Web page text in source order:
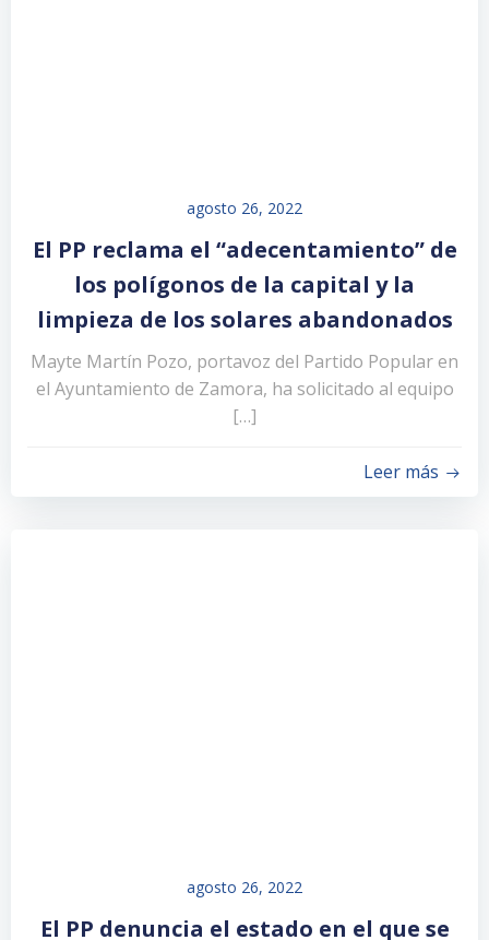
agosto 26, 2022
El PP reclama el “adecentamiento” de
los polígonos de la capital y la
limpieza de los solares abandonados
Mayte Martín Pozo, portavoz del Partido Popular en
el Ayuntamiento de Zamora, ha solicitado al equipo
[…]
Leer más
agosto 26, 2022
El PP denuncia el estado en el que se